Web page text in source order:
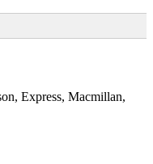
Express, Macmillan,